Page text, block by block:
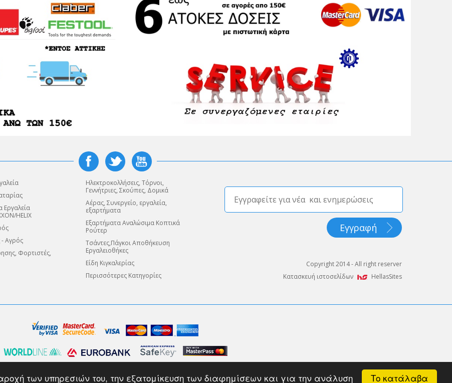
Το κατάλαβα
των υπηρεσιών του, την εξατομίκευση των διαφημίσεων και για την ανάλυση
Εργαλεία
HELIX
- Αγρός
Φορτιστές,
Ηλεκτροκολλήσεις, Τόρνοι,
Γεννήτριες, Σκούπες, Δομικά
Αέρας, Συνεργείο, εργαλεία,
εξαρτήματα
Εξαρτήματα Αναλώσιμα Κοπτικά
Ρούτερ
Τσάντες,Πάγκοι Αποθήκευση
Εργαλειοθήκες
Είδη Κιγκαλερίας
Περισσότερες Κατηγορίες
Copyright 2014 - All right reserver
Κατασκευή ιστοσελίδων
HellasSites
μέσω της πλατφόρμας ηλεκτρονικών πληρωμών "WORLDLINE" της EUROBANK και χρησιμοποιεί κρυπτογράφηση TLS 1.1 με πρωτόκολλο
κρυπτογράφησης 128-bit (Secure Sockets Layer - SSL).